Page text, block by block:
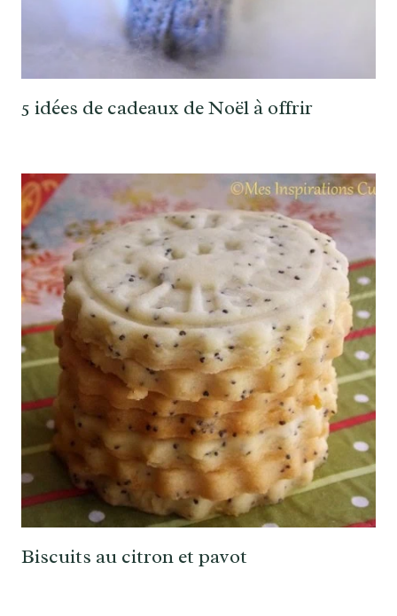
5 idées de cadeaux de Noël à offrir
Biscuits au citron et pavot